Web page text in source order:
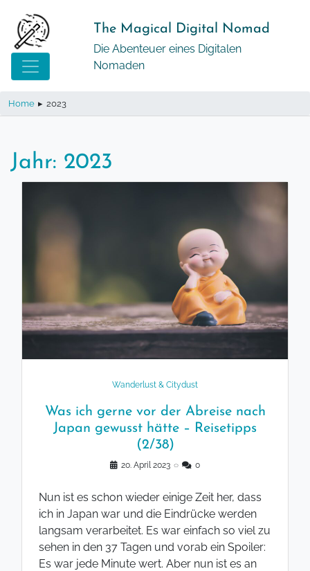
zum
Inhalt
The Magical Digital Nomad
Die Abenteuer eines Digitalen
Nomaden
Home ▸ 2023
Jahr: 2023
Wanderlust & Citydust
Was ich gerne vor der Abreise nach
Japan gewusst hätte – Reisetipps
(2/38)
20. April 2023 ◌ 0
Nun ist es schon wieder einige Zeit her, dass
ich in Japan war und die Eindrücke werden
langsam verarbeitet. Es war einfach so viel zu
sehen in den 37 Tagen und vorab ein Spoiler:
Es war jede Minute wert. Aber nun ist es an